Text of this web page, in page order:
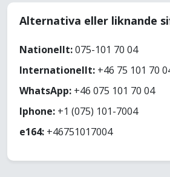
Alternativa eller liknande
Nationellt:075-101 70 04
Internationellt: +46 75 101 70
WhatsApp: +46 075 101 70 04
Iphone: +1 (075) 101-7004
e164: +46751017004